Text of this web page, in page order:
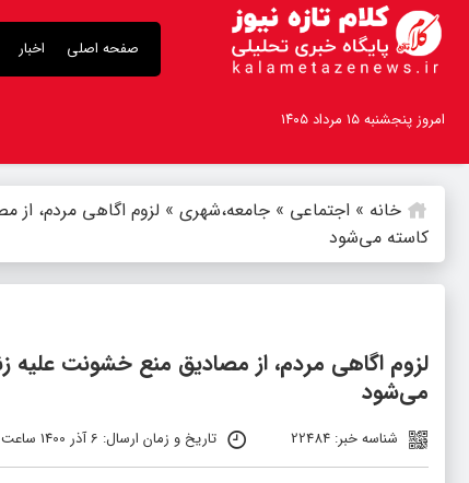
صفحه اصلی اخبار
امروز پنجشنبه ۱۵ مرداد ۱۴۰۵
خانه » اجتماعی » جامعه،شهری » لزوم اگاهی مردم، از
کاسته می‌شود
لزوم اگاهی مردم، از مصادیق منع خشونت علیه
می‌شود
شناسه خبر: 22484 تاریخ و زمان ارسال: 6 آذر 1400 ساعت 13:58